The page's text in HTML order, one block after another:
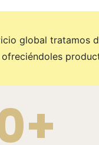
global tratamos
ofreciéndoles